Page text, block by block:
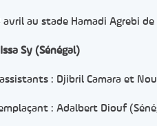
avril au stade Hamadi Agrebi de
Sy (Sénégal)
: Djibril Camara et
: Adalbert Diouf